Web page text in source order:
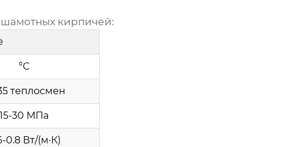
кирпичей:
°C
теплосмен
15-30 МПа
0.8 Вт/(м·К)